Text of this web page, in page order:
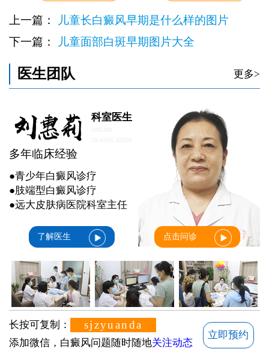
上一篇：
儿童长白癜风早期是什么样的图片
下一篇：
儿童面部白斑早期图片大全
医生团队 更多>
科室医生
多年临床经验
●青少年白癜风诊疗
●肢端型白癜风诊疗
●远大皮肤病医院科室主任
了解医生 点击问诊
长按可复制： sjzyuanda
添加微信，白癜风问题随时随地关注动态
立即预约